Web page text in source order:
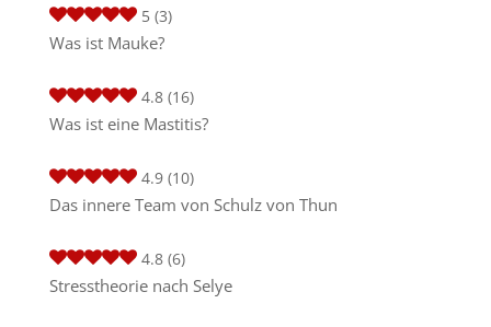
5 (3)
Was ist Mauke?
4.8 (16)
Was ist eine Mastitis?
4.9 (10)
Das innere Team von Schulz von Thun
4.8 (6)
Stresstheorie nach Selye